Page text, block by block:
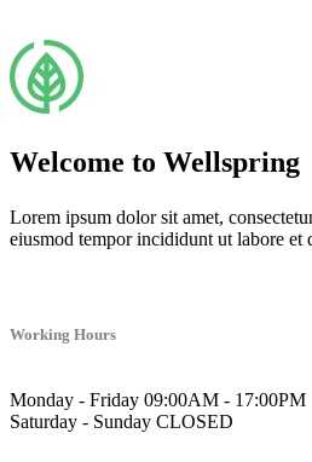
Welcome to Wellspring
Lorem ipsum dolor sit amet,
eiusmod tempor incididunt ut labore et
Working Hours
Monday - Friday 09:00AM - 17:00PM
Saturday - Sunday CLOSED